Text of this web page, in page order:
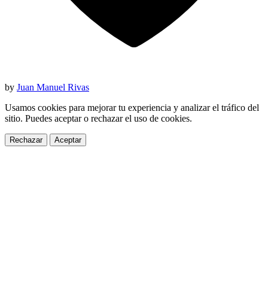
by Juan Manuel Rivas
Usamos cookies para mejorar tu experiencia y analizar el tráfico del
sitio. Puedes aceptar o rechazar el uso de cookies.
Rechazar Aceptar